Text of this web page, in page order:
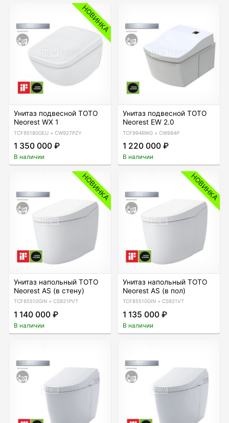
НОВИНКА
Унитаз подвесной TOTO
Neorest WX 1
TCF95180GEU + CW927PZY
1 350 000 ₽
В наличии
Унитаз подвесной TOTO
Neorest EW 2.0
TCF994RWG + CW994P
1 220 000 ₽
В наличии
НОВИНКА
Унитаз напольный TOTO
Neorest AS (в стену)
TCF85510GIN + CS921PVT
1 140 000 ₽
В наличии
НОВИНКА
Унитаз напольный TOTO
Neorest AS (в пол)
TCF85510GIN + CS921VT
1 135 000 ₽
В наличии